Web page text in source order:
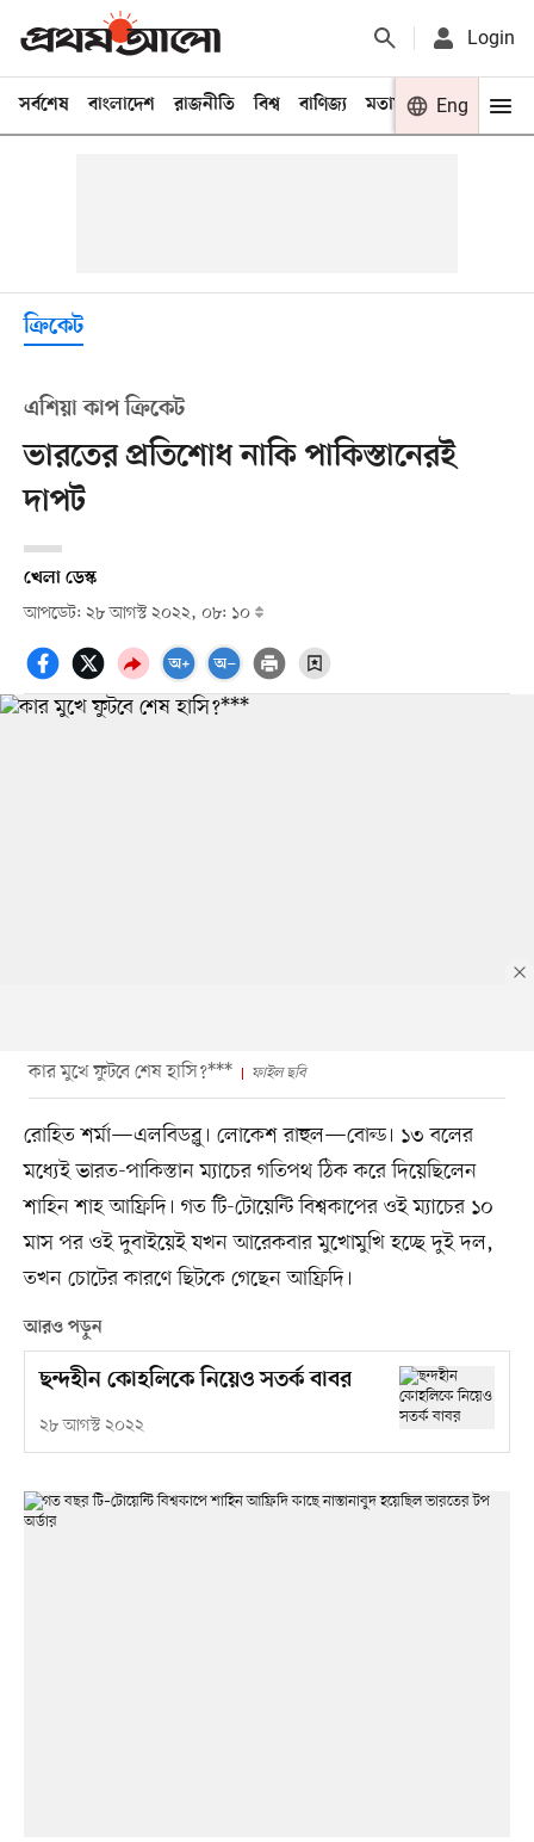
Login
সর্বশেষ বাংলাদেশ রাজনীতি বিশ্ব বাণিজ্য মতামত খেলা
Eng
ক্রিকেট
এশিয়া কাপ ক্রিকেট
ভারতের প্রতিশোধ নাকি পাকিস্তানেরই
দাপট
খেলা ডেস্ক
আপডেট: ২৮ আগস্ট ২০২২, ০৮: ১০
কার মুখে ফুটবে শেষ হাসি?*** ফাইল ছবি
রোহিত শর্মা—এলবিডব্লু। লোকেশ রাহুল—বোল্ড। ১৩ বলের
মধ্যেই ভারত-পাকিস্তান ম্যাচের গতিপথ ঠিক করে দিয়েছিলেন
শাহিন শাহ আফ্রিদি। গত টি-টোয়েন্টি বিশ্বকাপের ওই ম্যাচের ১০
মাস পর ওই দুবাইয়েই যখন আরেকবার মুখোমুখি হচ্ছে দুই দল,
তখন চোটের কারণে ছিটকে গেছেন আফ্রিদি।
আরও পড়ুন
ছন্দহীন কোহলিকে নিয়েও সতর্ক বাবর
২৮ আগস্ট ২০২২